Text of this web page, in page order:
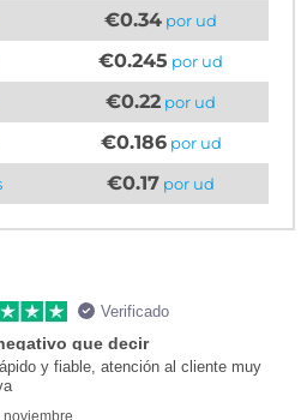
€0.34 por ud
€0.245 por ud
€0.22 por ud
€0.186por ud
€0.17 por ud
Verificado
que decir
y fiable, atención al cliente muy
noviembre